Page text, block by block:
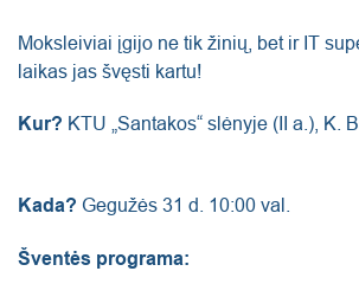
Moksleiviai įgijo ne tik žinių, bet ir IT
laikas jas švęsti kartu!
Kur? KTU „Santakos“ slėnyje (II a.), K.
Kada? Gegužės 31 d. 10:00 val.
Šventės programa: